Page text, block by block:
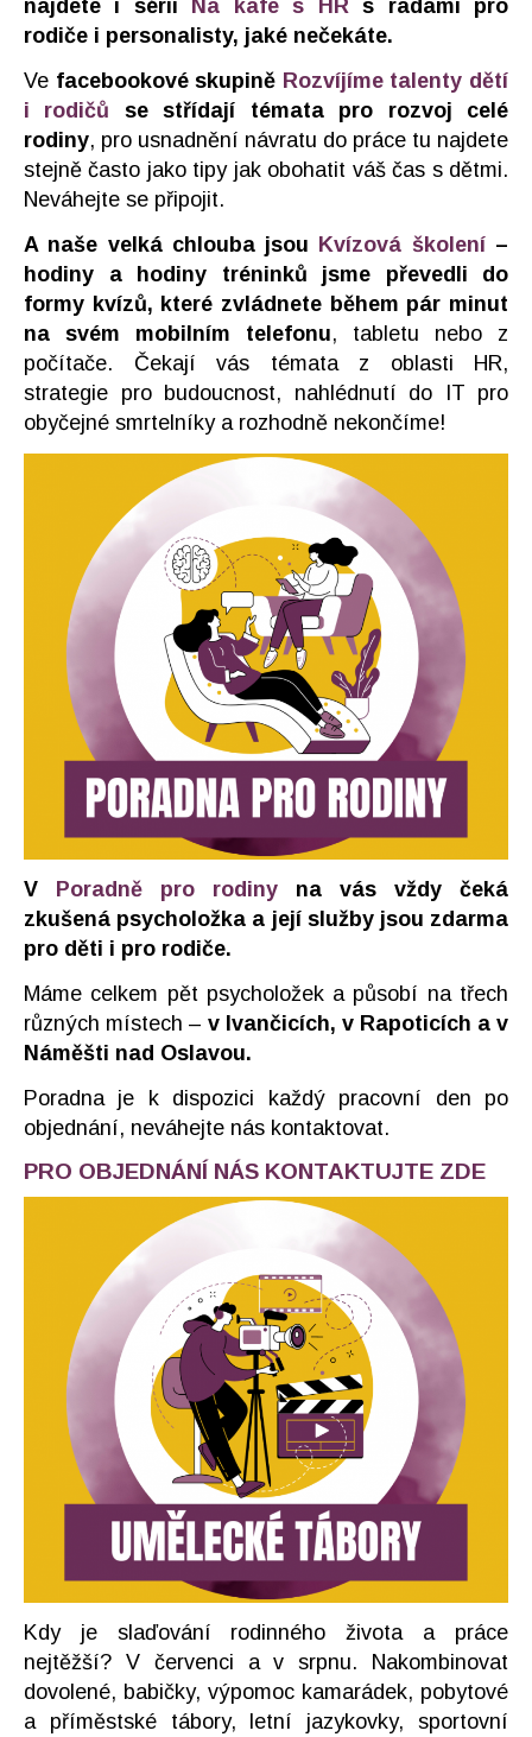
najdete i sérii Na kafe s HR s radami pro
rodiče i personalisty, jaké nečekáte.
Ve facebookové skupině Rozvíjíme talenty dětí
i rodičů se střídají témata pro rozvoj celé
rodiny, pro usnadnění návratu do práce tu najdete
stejně často jako tipy jak obohatit váš čas s dětmi.
Neváhejte se připojit.
A naše velká chlouba jsou Kvízová školení–
hodiny a hodiny tréninků jsme převedli do
formy kvízů, které zvládnete během pár minut
na svém mobilním telefonu, tabletu nebo z
počítače. Čekají vás témata z oblasti HR,
strategie pro budoucnost, nahlédnutí do IT pro
obyčejné smrtelníky a rozhodně nekončíme!
V Poradně pro rodiny na vás vždy čeká
zkušená psycholožka a její služby jsou zdarma
pro děti i pro rodiče.
Máme celkem pět psycholožek a působí na třech
různých místech – v Ivančicích, v Rapoticích a v
Náměšti nad Oslavou.
Poradna je k dispozici každý pracovní den po
objednání, neváhejte nás kontaktovat.
PRO OBJEDNÁNÍ NÁS KONTAKTUJTE ZDE
Kdy je slaďování rodinného života a práce
nejtěžší? V červenci a v srpnu. Nakombinovat
dovolené, babičky, výpomoc kamarádek, pobytové
a příměstské tábory, letní jazykovky, sportovní